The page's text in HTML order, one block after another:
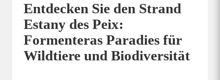
Entdecken Sie den Strand
Estany des Peix:
Formenteras Paradies für
Wildtiere und Biodiversität